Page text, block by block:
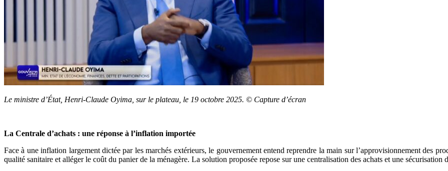
Le ministre d’État, Henri-Claude Oyima, sur le plateau, le 19 octobre 2025. © Capture d’écran
La Centrale d’achats : une réponse à l’inflation importée
Face à une inflation largement dictée par les marchés extérieurs, le gouvernement entend reprendre la main sur l’approvisionnement des
qualité sanitaire et alléger le coût du panier de la ménagère. La solution proposée repose sur une centralisation des achats et une sécurisation